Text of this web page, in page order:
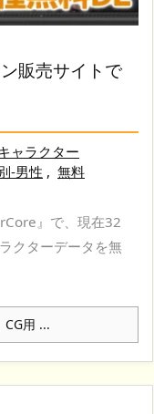
販売サイトで
ャラクター
-男性 , 無料
』で、現在32
クターデータを無
用 ...